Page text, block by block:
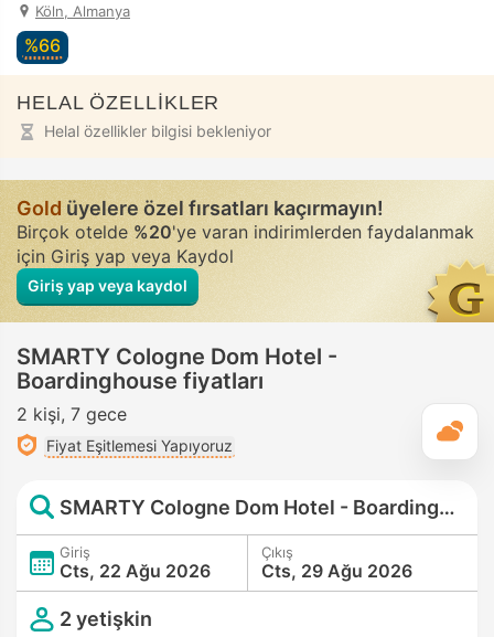
Köln, Almanya
%66
HELAL ÖZELLİKLER
Helal özellikler bilgisi bekleniyor
Goldüyelere özel fırsatları kaçırmayın!
Birçok otelde%20'ye varan indirimlerden faydalanmak
için Giriş yap veya Kaydol
Giriş yap veya kaydol
SMARTY Cologne Dom Hotel -
Boardinghouse fiyatları
2 kişi 7 gece
Fiyat Eşitlemesi Yapıyoruz
SMARTY Cologne Dom Hotel - Boardinghouse
Giriş
Cts, 22 Ağu 2026
Çıkış
Cts, 29 Ağu 2026
2 yetişkin